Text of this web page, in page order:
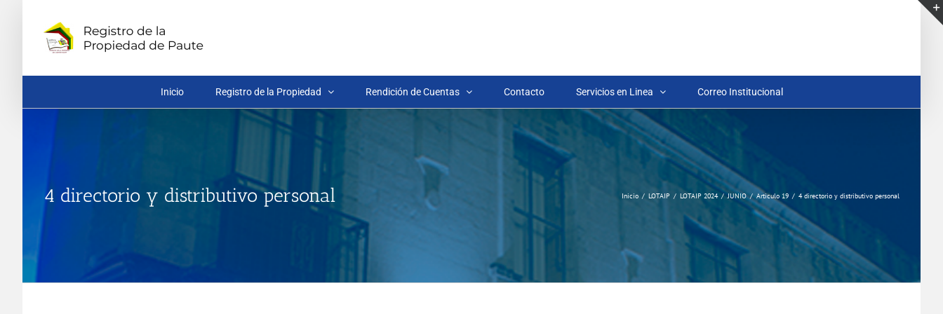
contenido
Inicio Registro de la Propiedad Rendición de Cuentas Contacto Servicios en Linea Correo Institucional
4 directorio y distributivo personal Inicio LOTAIP LOTAIP 2024 JUNIO Articulo 19 4 directorio y distributivo personal